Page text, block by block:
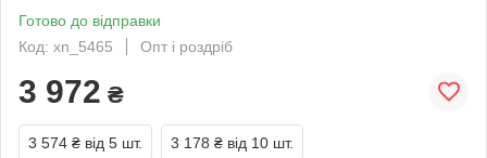
Готово до відправки
Код: xn_5465
Опт і роздріб
3 972 ₴
3 574 ₴ від 5 шт. 3 178 ₴ від 10 шт.